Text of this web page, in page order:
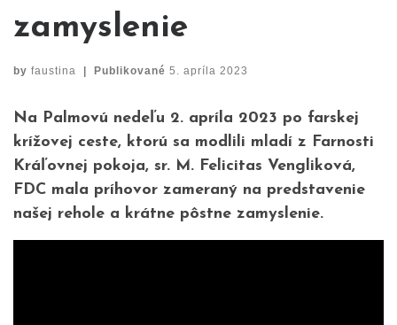
zamyslenie
by faustina Publikované 5. apríla 2023
Na Palmovú nedeľu 2. apríla 2023 po farskej
krížovej ceste, ktorú sa modlili mladí z Farnosti
Kráľovnej pokoja, sr. M. Felicitas Vengliková,
FDC mala príhovor zameraný na predstavenie
našej rehole a krátne pôstne zamyslenie.